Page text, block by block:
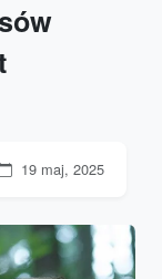
19 maj, 2025